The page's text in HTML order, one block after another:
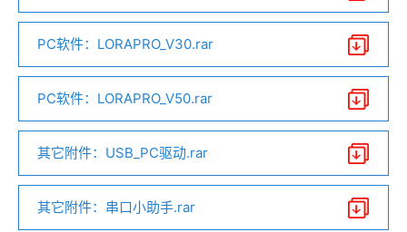
串口lora无线组网模块V2.2.pdf
PC软件：LORAPRO_V30.rar
PC软件：LORAPRO_V50.rar
其它附件：USB_PC驱动.rar
其它附件：串口小助手.rar